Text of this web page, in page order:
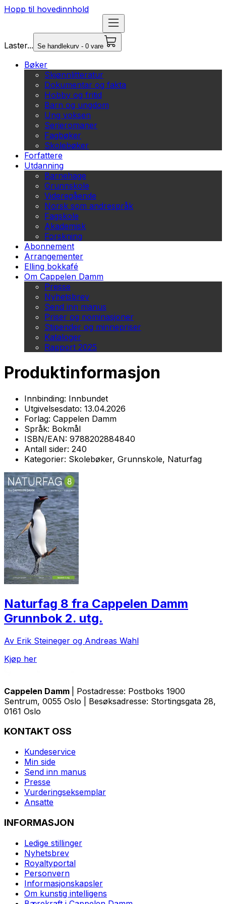
Hopp til hovedinnhold
Laster... Se handlekurv - 0 vare
Bøker
Skjønnlitteratur
Dokumentar og fakta
Hobby og fritid
Barn og ungdom
Ung voksen
Serieromaner
Fagbøker
Skolebøker
Forfattere
Utdanning
Barnehage
Grunnskole
Videregående
Norsk som andrespråk
Fagskole
Akademisk
Forskning
Abonnement
Arrangementer
Elling bokkafé
Om Cappelen Damm
Presse
Nyhetsbrev
Send inn manus
Priser og nominasjoner
Stipender og minnepriser
Kataloger
Rapport 2025
Produktinformasjon
Innbinding: Innbundet
Utgivelsesdato: 13.04.2026
Forlag: Cappelen Damm
Språk: Bokmål
ISBN/EAN: 9788202884840
Antall sider: 240
Kategorier: Skolebøker, Grunnskole, Naturfag
Naturfag 8 fra Cappelen Damm
Grunnbok 2. utg.
Av Erik Steineger og Andreas Wahl
Kjøp her
Cappelen Damm
| Postadresse: Postboks 1900
Sentrum, 0055 Oslo | Besøksadresse: Stortingsgata 28,
0161 Oslo
KONTAKT OSS
Kundeservice
Min side
Send inn manus
Presse
Vurderingseksemplar
Ansatte
INFORMASJON
Ledige stillinger
Nyhetsbrev
Royaltyportal
Personvern
Informasjonskapsler
Om kunstig intelligens